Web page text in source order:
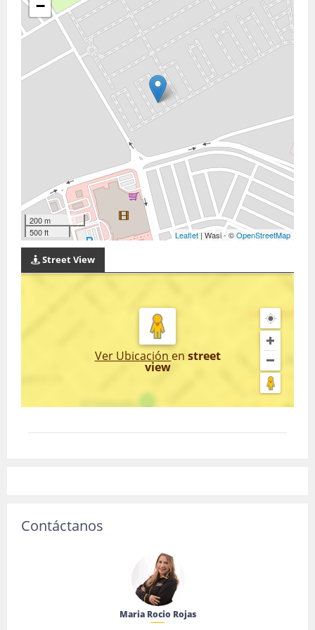
−
200 m
500 ft
Leaflet | Wasi - ©OpenStreetMap
Street View
Ver Ubicación en street
view
Contáctanos
Maria Rocio Rojas